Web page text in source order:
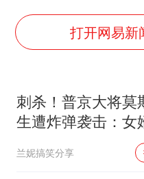
白
酒
乐
打开网易新
刺杀！普京大将莫
生遭炸弹袭击：女
兰妮搞笑分享